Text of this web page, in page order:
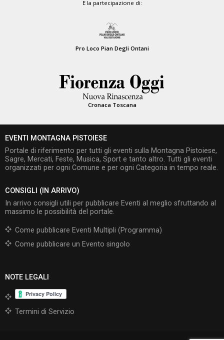
E la partecipazione di:
Pro Loco Pian Degli Ontani
Cronaca Toscana
EVENTI MONTAGNA PISTOIESE
Portale di riferimento per tutti gli eventi sulla Montagna Pistoiese,
Sagre, Mercati, Feste, Musica, Sport e tanto altro. Tutti gli eventi
organizzati per ogni Comune e per ogni Categoria in tempo reale.
CONSIGLI (IN ARRIVO)
In arrivo consigli utili per pubblicare Eventi al meglio sfruttando al
massimo le possibilità del portale.
Come pubblicare Eventi Multipli (Programma)
Come pubblicare un Evento singolo
NOTE LEGALI
Termini di Servizio